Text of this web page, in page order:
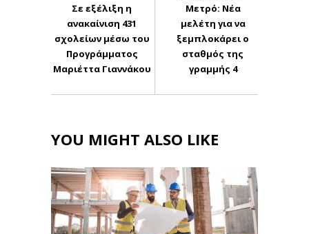
Σε εξέλιξη η
ανακαίνιση 431
σχολείων μέσω του
Προγράμματος
Μαριέττα Γιαννάκου
Μετρό: Νέα
μελέτη για να
ξεμπλοκάρει ο
σταθμός της
γραμμής 4
YOU MIGHT ALSO LIKE